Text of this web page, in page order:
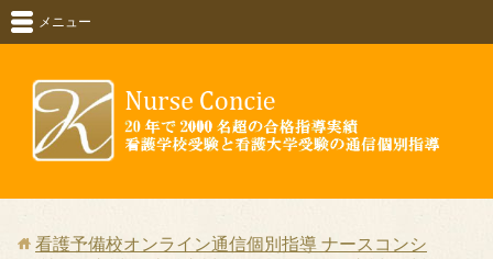
メニュー
看護予備校オンライン通信個別指導 ナースコンシ